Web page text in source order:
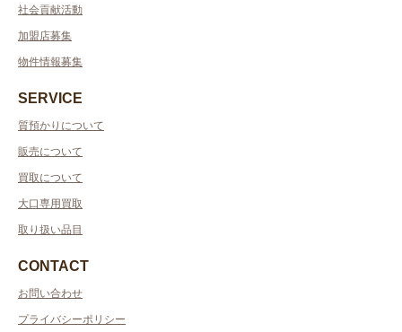
社会貢献活動
加盟店募集
物件情報募集
SERVICE
質預かりについて
販売について
買取について
大口専用買取
取り扱い品目
CONTACT
お問い合わせ
プライバシーポリシー